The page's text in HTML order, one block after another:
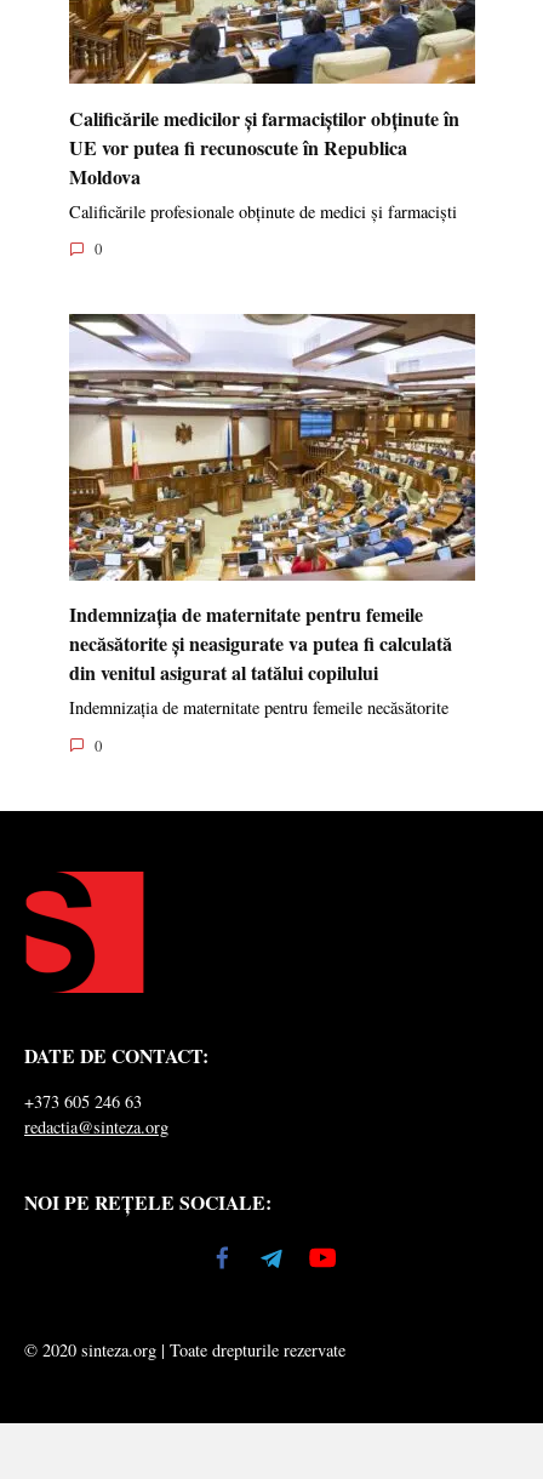
Calificările medicilor și farmaciștilor obținute în
UE vor putea fi recunoscute în Republica
Moldova
Calificările profesionale obținute de medici și farmaciști
0
Indemnizația de maternitate pentru femeile
necăsătorite și neasigurate va putea fi calculată
din venitul asigurat al tatălui copilului
Indemnizația de maternitate pentru femeile necăsătorite
0
DATE DE CONTACT:
+373 605 246 63
redactia@sinteza.org
NOI PE REȚELE SOCIALE:
© 2020 sinteza.org | Toate drepturile rezervate